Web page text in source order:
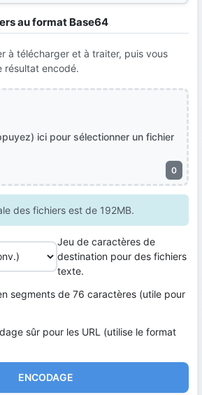
au format Base64
à télécharger et à traiter, puis vous
résultat encodé.
0
ici pour sélectionner un fichier
des fichiers est de 192MB.
Jeu de caractères de
destination pour des fichiers
texte.
segments de 76 caractères (utile pour
sûr pour les URL (utilise le format
ENCODAGE